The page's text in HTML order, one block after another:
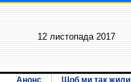
12 листопада 2017
Анонс Щоб ми так жили